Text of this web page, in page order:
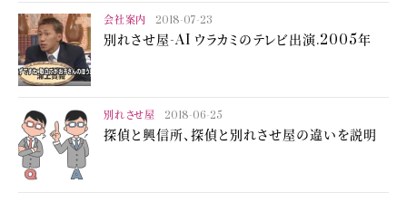
会社案内 2018-07-23
別れさせ屋-AI ウラカミのテレビ出演.2005年
別れさせ屋 2018-06-25
探偵と興信所、探偵と別れさせ屋の違いを説明